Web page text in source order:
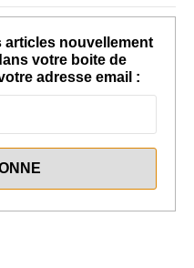
articles nouvellement
votre boite de
adresse email :